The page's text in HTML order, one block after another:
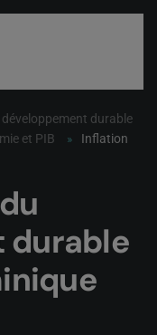
développement durable
et PIB Inflation
durable